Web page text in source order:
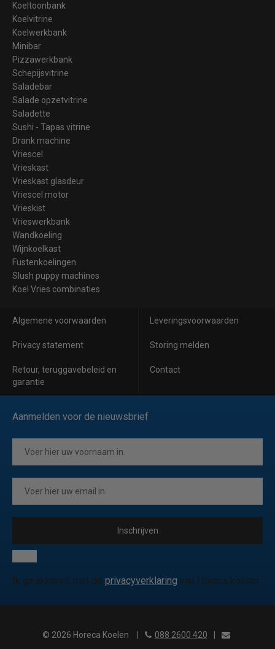
Koeltoonbank
Koelvitrine
Koelwerkbank
Minibar
Pizzawerkbank
Schepijsvitrine
Saladebar
Salade opzetvitrine
Saladette
Sushi - Tapas vitrine
Drank machine
Vriescel
Vrieskast
Vrieskast glasdeur
Vriescel motor
Vrieskist
Vrieswerkbank
Wandkoeling
Wijnkoelkast
Fustenkoelingen
Slush puppy machines
Koel Vries combinaties
Algemene voorwaarden Leveringsvoorwaarden
Privacy statement Storing melden
Retour, teruggavebeleid en
garantie
Contact
Aanmelden voor de nieuwsbrief
Inschrijven
Ik ga akkoord met de privacyverklaring van Horeca koelen
© 2026 Horeca Koelen 088 2600 420